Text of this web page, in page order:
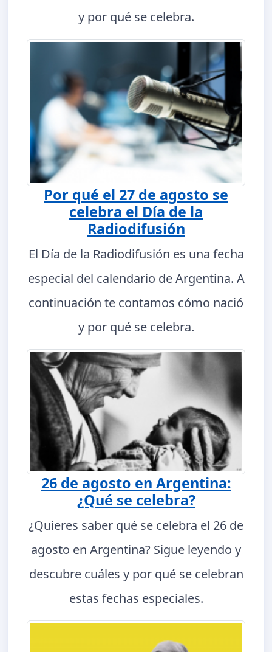
y por qué se celebra.
Por qué el 27 de agosto se
celebra el Día de la
Radiodifusión
El Día de la Radiodifusión es una fecha
especial del calendario de Argentina. A
continuación te contamos cómo nació
y por qué se celebra.
26 de agosto en Argentina:
¿Qué se celebra?
¿Quieres saber qué se celebra el 26 de
agosto en Argentina? Sigue leyendo y
descubre cuáles y por qué se celebran
estas fechas especiales.